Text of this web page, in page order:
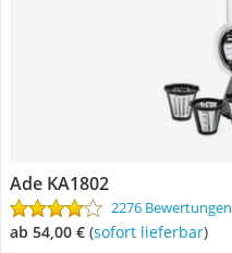
Ade KA1802
2276 Bewertungen
ab 54,00 € ( Sofort lieferbar)